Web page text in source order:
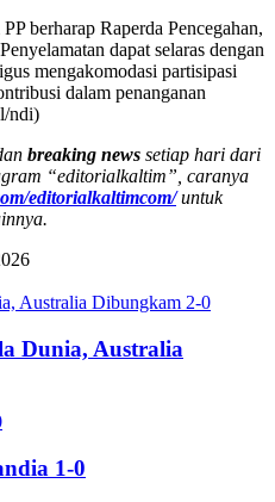
berharap Raperda Pencegahan,
dapat selaras dengan
mengakomodasi partisipasi
dalam penanganan
ndi)
breaking news setiap hari dari
“editorialkaltim”, caranya
editorialkaltimcom/untuk
Australia Dibungkam 2-0
Dunia, Australia
1-0